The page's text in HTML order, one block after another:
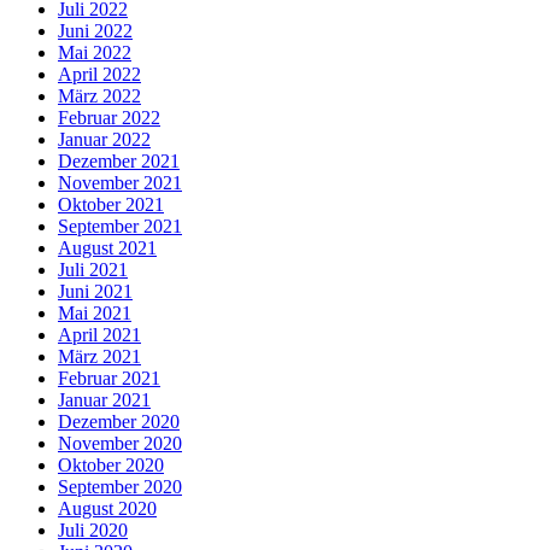
Juli 2022
Juni 2022
Mai 2022
April 2022
März 2022
Februar 2022
Januar 2022
Dezember 2021
November 2021
Oktober 2021
September 2021
August 2021
Juli 2021
Juni 2021
Mai 2021
April 2021
März 2021
Februar 2021
Januar 2021
Dezember 2020
November 2020
Oktober 2020
September 2020
August 2020
Juli 2020